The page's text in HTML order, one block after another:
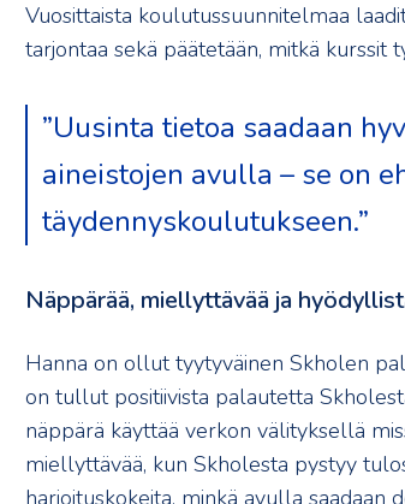
Vuosittaista koulutussuunnitelmaa
tarjontaa sekä päätetään, mitkä kurssit
”Uusinta tietoa saadaan
aineistojen avulla – se on
täydennyskoulutukseen.”
Näppärää, miellyttävää ja
Hanna on ollut tyytyväinen Skholen
on tullut positiivista palautetta
näppärä käyttää verkon välityksellä
miellyttävää, kun Skholesta pystyy
harjoituskokeita, minkä avulla saadaan